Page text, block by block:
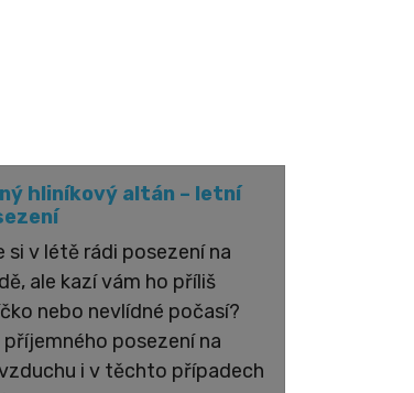
hliníkový altán – letní
si v létě rádi posezení na
ale kazí vám ho příliš
nebo nevlídné počasí?
posezení na
i v těchto případech